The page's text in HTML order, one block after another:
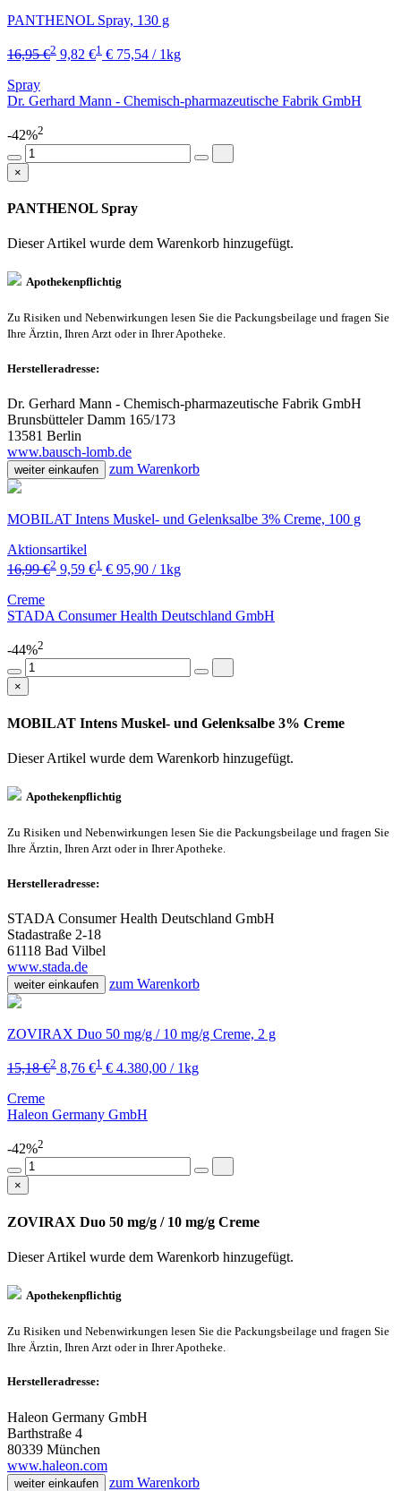
PANTHENOL Spray, 130 g
16,95 €2 9,82 €1 € 75,54 / 1kg
Spray
Dr. Gerhard Mann - Chemisch-pharmazeutische Fabrik GmbH
-42%2
×
PANTHENOL Spray
Dieser Artikel wurde dem Warenkorb hinzugefügt.
Apothekenpflichtig
Zu Risiken und Nebenwirkungen lesen Sie die Packungsbeilage und fragen Sie
Ihre Ärztin, Ihren Arzt oder in Ihrer Apotheke.
Herstelleradresse:
Dr. Gerhard Mann - Chemisch-pharmazeutische Fabrik GmbH
Brunsbütteler Damm 165/173
13581 Berlin
www.bausch-lomb.de
weiter einkaufen zum Warenkorb
MOBILAT Intens Muskel- und Gelenksalbe 3% Creme, 100 g
Aktionsartikel
16,99 €2 9,59 €1 € 95,90 / 1kg
Creme
STADA Consumer Health Deutschland GmbH
-44%2
×
MOBILAT Intens Muskel- und Gelenksalbe 3% Creme
Dieser Artikel wurde dem Warenkorb hinzugefügt.
Apothekenpflichtig
Zu Risiken und Nebenwirkungen lesen Sie die Packungsbeilage und fragen Sie
Ihre Ärztin, Ihren Arzt oder in Ihrer Apotheke.
Herstelleradresse:
STADA Consumer Health Deutschland GmbH
Stadastraße 2-18
61118 Bad Vilbel
www.stada.de
weiter einkaufen zum Warenkorb
ZOVIRAX Duo 50 mg/g / 10 mg/g Creme, 2 g
15,18 €2 8,76 €1 € 4.380,00 / 1kg
Creme
Haleon Germany GmbH
-42%2
×
ZOVIRAX Duo 50 mg/g / 10 mg/g Creme
Dieser Artikel wurde dem Warenkorb hinzugefügt.
Apothekenpflichtig
Zu Risiken und Nebenwirkungen lesen Sie die Packungsbeilage und fragen Sie
Ihre Ärztin, Ihren Arzt oder in Ihrer Apotheke.
Herstelleradresse:
Haleon Germany GmbH
Barthstraße 4
80339 München
www.haleon.com
weiter einkaufen zum Warenkorb